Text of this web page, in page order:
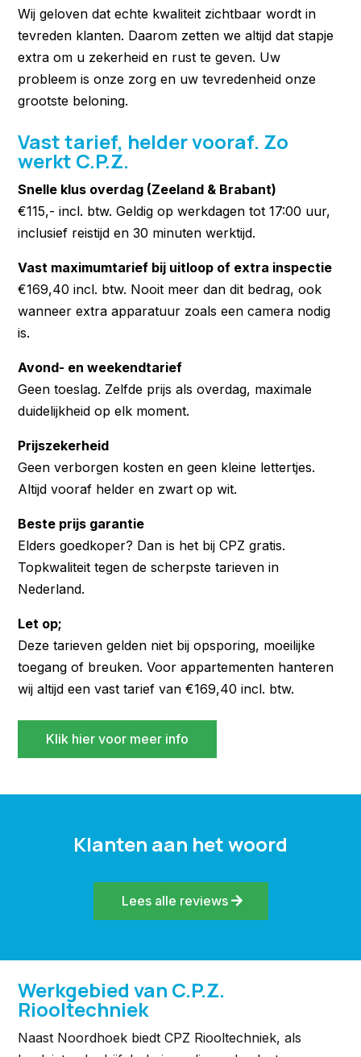
Wij geloven dat echte kwaliteit zichtbaar wordt in
tevreden klanten. Daarom zetten we altijd dat stapje
extra om u zekerheid en rust te geven. Uw
probleem is onze zorg en uw tevredenheid onze
grootste beloning.
Vast tarief, helder vooraf. Zo
werkt C.P.Z.
Snelle klus overdag (Zeeland & Brabant)
€115,- incl. btw. Geldig op werkdagen tot 17:00 uur,
inclusief reistijd en 30 minuten werktijd.
Vast maximumtarief bij uitloop of extra inspectie
€169,40 incl. btw. Nooit meer dan dit bedrag, ook
wanneer extra apparatuur zoals een camera nodig
is.
Avond- en weekendtarief
Geen toeslag. Zelfde prijs als overdag, maximale
duidelijkheid op elk moment.
Prijszekerheid
Geen verborgen kosten en geen kleine lettertjes.
Altijd vooraf helder en zwart op wit.
Beste prijs garantie
Elders goedkoper? Dan is het bij CPZ gratis.
Topkwaliteit tegen de scherpste tarieven in
Nederland.
Let op;
Deze tarieven gelden niet bij opsporing, moeilijke
toegang of breuken. Voor appartementen hanteren
wij altijd een vast tarief van €169,40 incl. btw.
Klik hier voor meer info
Klanten aan het woord
Lees alle reviews
Werkgebied van C.P.Z.
Riooltechniek
Naast Noordhoek biedt CPZ Riooltechniek, als